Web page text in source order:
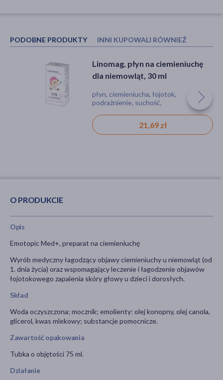
PODOBNE PRODUKTY INNI KUPOWALI RÓWNIEŻ
Linomag, płyn na ciemieniuchę
dla niemowląt, 30 ml
płyn, ciemieniucha, łojotok,
podrażnienie, suchość,
zaczerwienienie, bez parabenów, dla
alergików
21,69 zł
Emotopic Med+, nawilżająco-
natłuszczający balsam do ciała,
ml
wyrób medyczny, balsam, podrażnienie,
suchość, azs (atopowe zapalenie skóry)
37,99 zł
O PRODUKCIE
Opis
Emotopic Med+, preparat na ciemieniuchę
Wyrób medyczny łagodzący objawy ciemieniuchy u niemowląt (od
1. dnia życia) oraz wspomagający leczenie i łagodzenie objawów
łojotokowego zapalenia skóry głowy u dzieci i dorosłych.
Skład
Woda oczyszczona; mocznik; emolienty: olej konopny, olej canola,
glicerol, kwas mlekowy; substancje pomocnicze.
Zawartość opakowania
Tubka o objętości 75 ml.
Działanie